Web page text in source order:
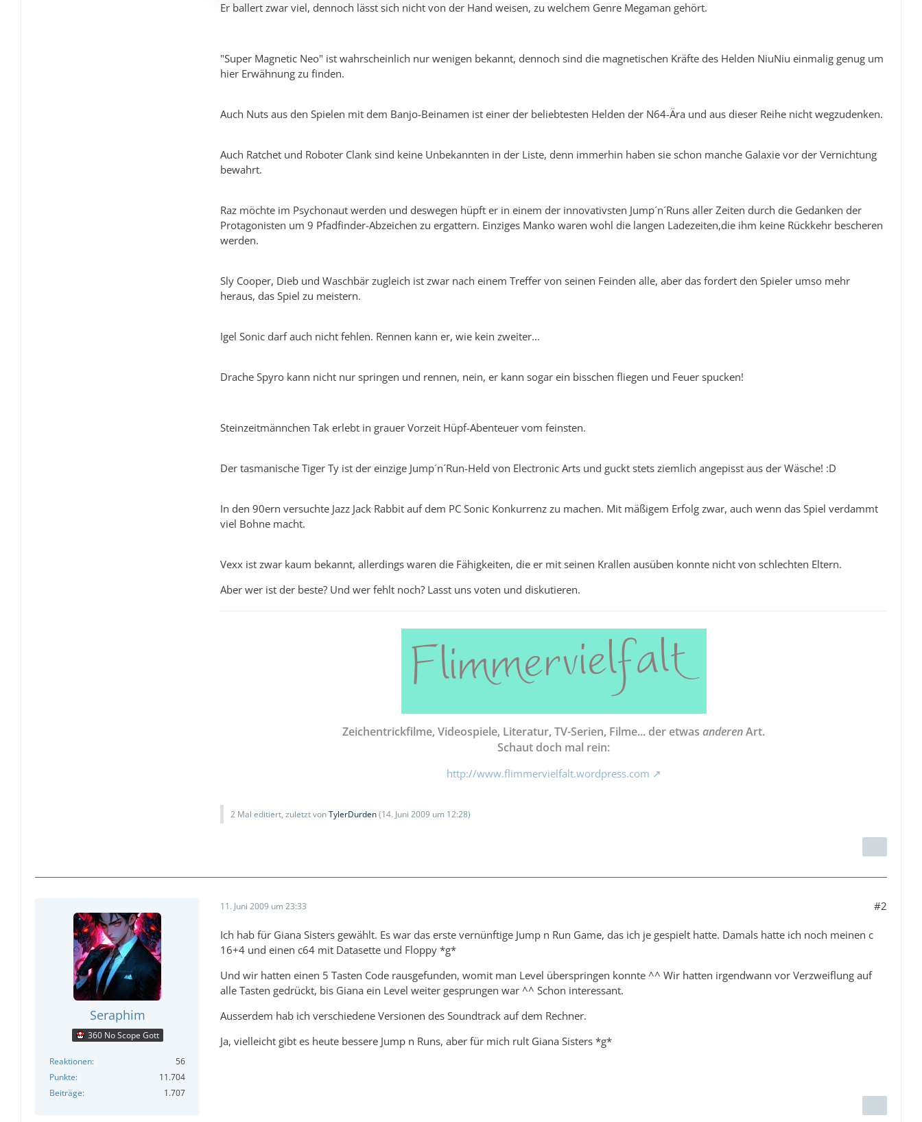
Er ballert zwar viel, dennoch lässt sich nicht von der Hand weisen, zu welchem Genre Megaman gehört.
"Super Magnetic Neo" ist wahrscheinlich nur wenigen bekannt, dennoch sind die magnetischen Kräfte des Helden NiuNiu einmalig genug um
hier Erwähnung zu finden.
Auch Nuts aus den Spielen mit dem Banjo-Beinamen ist einer der beliebtesten Helden der N64-Ära und aus dieser Reihe nicht wegzudenken.
Auch Ratchet und Roboter Clank sind keine Unbekannten in der Liste, denn immerhin haben sie schon manche Galaxie vor der Vernichtung
bewahrt.
Raz möchte im Psychonaut werden und deswegen hüpft er in einem der innovativsten Jump´n´Runs aller Zeiten durch die Gedanken der
Protagonisten um 9 Pfadfinder-Abzeichen zu ergattern. Einziges Manko waren wohl die langen Ladezeiten,die ihm keine Rückkehr bescheren
werden.
Sly Cooper, Dieb und Waschbär zugleich ist zwar nach einem Treffer von seinen Feinden alle, aber das fordert den Spieler umso mehr
heraus, das Spiel zu meistern.
Igel Sonic darf auch nicht fehlen. Rennen kann er, wie kein zweiter...
Drache Spyro kann nicht nur springen und rennen, nein, er kann sogar ein bisschen fliegen und Feuer spucken!
Steinzeitmännchen Tak erlebt in grauer Vorzeit Hüpf-Abenteuer vom feinsten.
Der tasmanische Tiger Ty ist der einzige Jump´n´Run-Held von Electronic Arts und guckt stets ziemlich angepisst aus der Wäsche! :D
In den 90ern versuchte Jazz Jack Rabbit auf dem PC Sonic Konkurrenz zu machen. Mit mäßigem Erfolg zwar, auch wenn das Spiel verdammt
viel Bohne macht.
Vexx ist zwar kaum bekannt, allerdings waren die Fähigkeiten, die er mit seinen Krallen ausüben konnte nicht von schlechten Eltern.
Aber wer ist der beste? Und wer fehlt noch? Lasst uns voten und diskutieren.
Zeichentrickfilme, Videospiele, Literatur, TV-Serien, Filme... der etwas anderenArt.
Schaut doch mal rein:
http://www.flimmervielfalt.wordpress.com
2 Mal editiert, zuletzt vonTylerDurden(14. Juni 2009 um 12:28)
Seraphim
360 No Scope Gott
Reaktionen
56
Punkte
11.704
Beiträge
1.707
11. Juni 2009 um 23:33 #2
Ich hab für Giana Sisters gewählt. Es war das erste vernünftige Jump n Run Game, das ich je gespielt hatte. Damals hatte ich noch meinen c
16+4 und einen c64 mit Datasette und Floppy *g*
Und wir hatten einen 5 Tasten Code rausgefunden, womit man Level überspringen konnte ^^ Wir hatten irgendwann vor Verzweiflung auf
alle Tasten gedrückt, bis Giana ein Level weiter gesprungen war ^^ Schon interessant.
Ausserdem hab ich verschiedene Versionen des Soundtrack auf dem Rechner.
Ja, vielleicht gibt es heute bessere Jump n Runs, aber für mich rult Giana Sisters *g*